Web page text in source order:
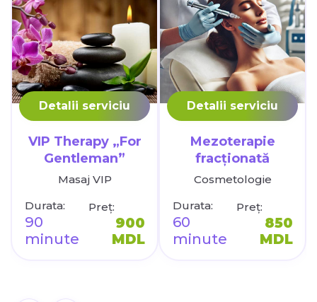
Detalii serviciu
VIP Therapy „For
Gentleman”
Masaj VIP
Durata:
90
minute
Preț:
900
MDL
Detalii serviciu
Mezoterapie
fracționată
Cosmetologie
Durata:
60
minute
Preț:
850
MDL